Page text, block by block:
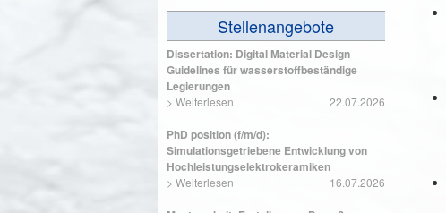
Stellenangebote
Dissertation: Digital Material Design
Guidelines für wasserstoffbeständige
Legierungen
> Weiterlesen 22.07.2026
PhD position (f/m/d):
Simulationsgetriebene Entwicklung von
Hochleistungselektrokeramiken
> Weiterlesen 16.07.2026